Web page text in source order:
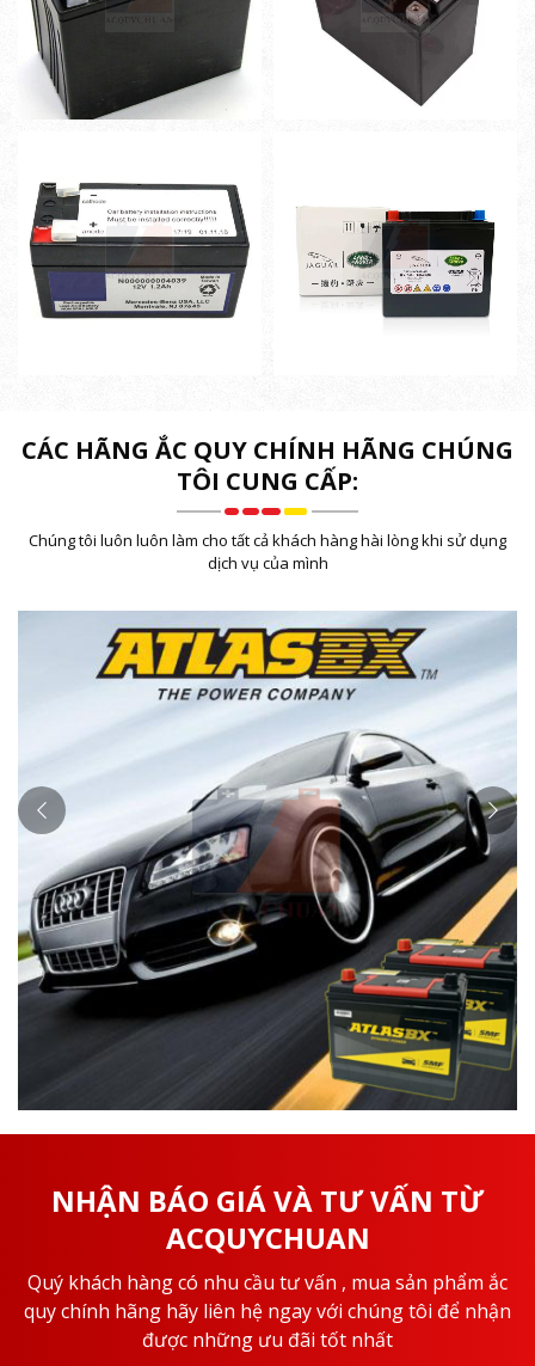
CÁC HÃNG ẮC QUY CHÍNH HÃNG CHÚNG
TÔI CUNG CẤP:
Chúng tôi luôn luôn làm cho tất cả khách hàng hài lòng khi sử dụng
dịch vụ của mình
NHẬN BÁO GIÁ VÀ TƯ VẤN TỪ
ACQUYCHUAN
Quý khách hàng có nhu cầu tư vấn , mua sản phẩm ắc
quy chính hãng hãy liên hệ ngay với chúng tôi để nhận
được những ưu đãi tốt nhất